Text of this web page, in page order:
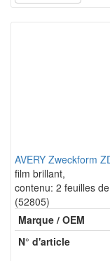
AVERY Zweckform
film brillant,
contenu: 2 feuilles
(52805)
Marque / OEM
N° d'article